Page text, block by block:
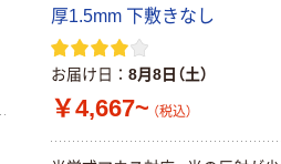
厚1.5mm 下敷きなし
お届け日 8月8日（土）
￥4,667~ （税込）